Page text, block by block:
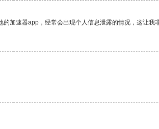
加速器app，经常会出现个人信息泄露的情况，这让我